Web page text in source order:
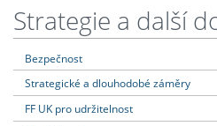
Strategie a další
Bezpečnost
Strategické a dlouhodobé záměry
FF UK pro udržitelnost